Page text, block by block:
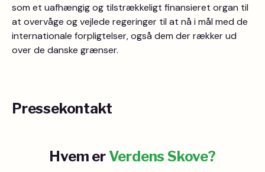
som et uafhængig og tilstrækkeligt finansieret organ til
at overvåge og vejlede regeringer til at nå i mål med de
internationale forpligtelser, også dem der rækker ud
over de danske grænser.
Pressekontakt
Hvem erVerdens Skove?